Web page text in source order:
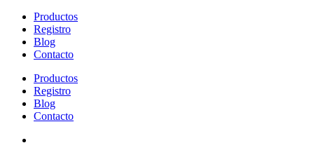
Productos
Registro
Blog
Contacto
Productos
Registro
Blog
Contacto